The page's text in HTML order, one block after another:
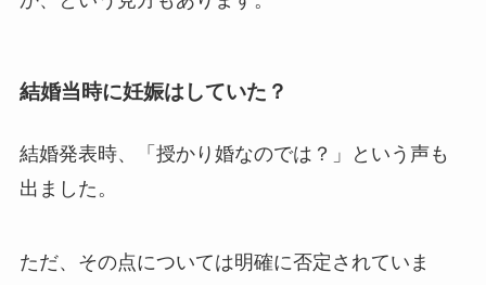
結婚当時に妊娠はしていた？
結婚発表時、「授かり婚なのでは？」という声も
出ました。
ただ、その点については明確に否定されていま